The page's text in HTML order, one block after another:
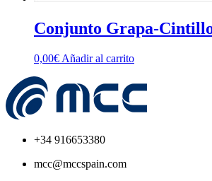
Conjunto Grapa-
0,00€ Añadir al carrito
+34 916653380
mcc@mccspain.com